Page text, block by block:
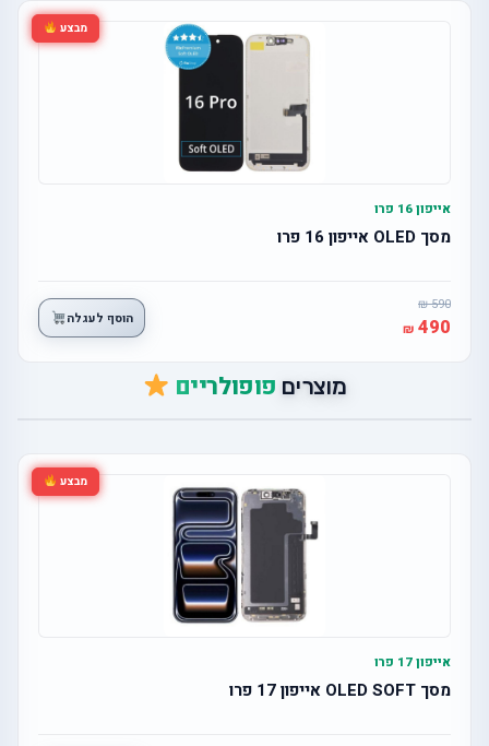
מבצע
אייפון 16 פרו
מסך OLED אייפון 16 פרו
590
490 הוסף לעגלה
מוצרים פופולריים
מבצע
אייפון 17 פרו
מסך OLED SOFT אייפון 17 פרו